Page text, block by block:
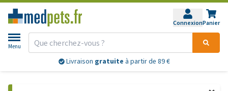
ConnexionPanier
Menu
Livraison gratuite à partir de 89 €